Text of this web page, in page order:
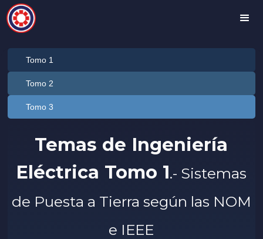
Tomo 1
Tomo 2
Tomo 3
Temas de Ingeniería
Eléctrica Tomo 1.- Sistemas
de Puesta a Tierra según las NOM
e IEEE